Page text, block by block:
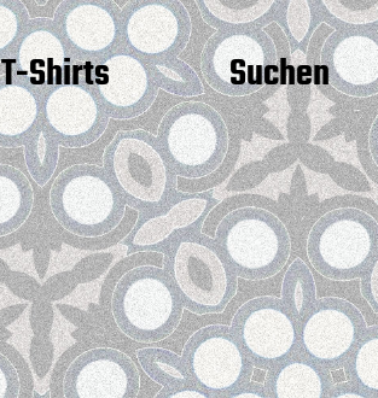
T-Shirts
Suchen